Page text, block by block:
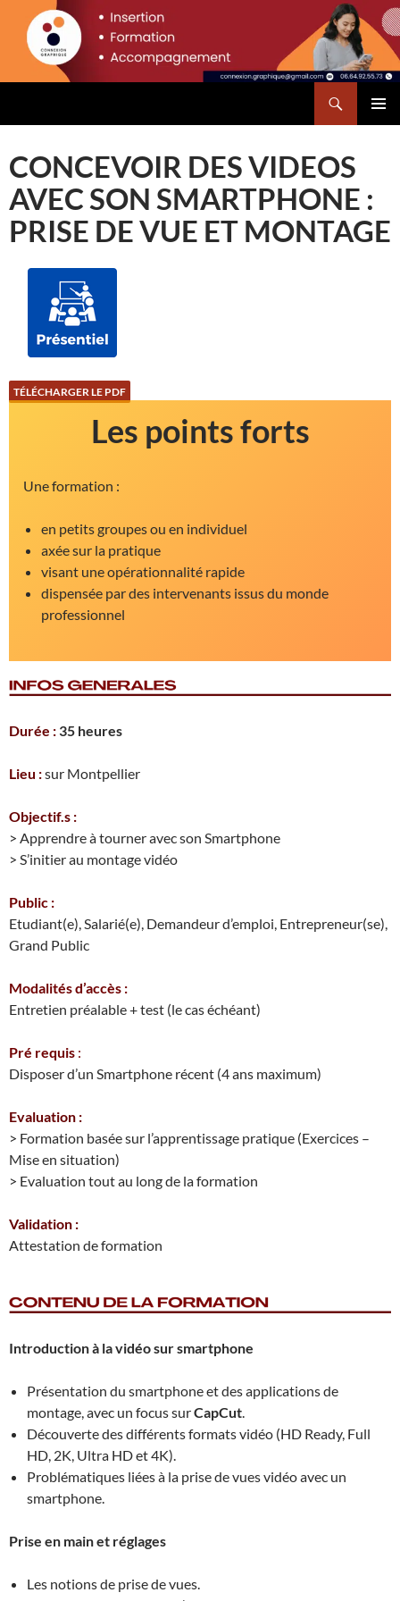
principal
contenu
CONCEVOIR DES VIDEOS
AVEC SON SMARTPHONE :
PRISE DE VUE ET MONTAGE
TÉLÉCHARGER LE PDF
Les points forts
Une formation :
en petits groupes ou en individuel
axée sur la pratique
visant une opérationnalité rapide
dispensée par des intervenants issus du monde
professionnel
Durée : 35 heures
Lieu :sur Montpellier
Objectif.s :
> Apprendre à tourner avec son Smartphone
> S’initier au montage vidéo
Public :
Etudiant(e), Salarié(e), Demandeur d’emploi, Entrepreneur(se),
Grand Public
Modalités d’accès :
Entretien préalable + test (le cas échéant)
Pré requis :
Disposer d’un Smartphone récent (4 ans maximum)
Evaluation :
> Formation basée sur l’apprentissage pratique (Exercices –
Mise en situation)
> Evaluation tout au long de la formation
Validation :
Attestation de formation
Introduction à la vidéo sur smartphone
Présentation du smartphone et des applications de
montage, avec un focus surCapCut.
Découverte des différents formats vidéo (HD Ready, Full
HD, 2K, Ultra HD et 4K).
Problématiques liées à la prise de vues vidéo avec un
smartphone.
Prise en main et réglages
Les notions de prise de vues.